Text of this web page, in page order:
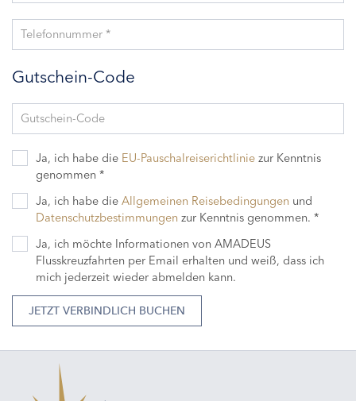
Telefonnummer *
Gutschein-Code
Gutschein-Code
Ja, ich habe die EU-Pauschalreiserichtlinie zur Kenntnis
genommen *
Ja, ich habe die Allgemeinen Reisebedingungen und
Datenschutzbestimmungen zur Kenntnis genommen. *
Ja, ich möchte Informationen von AMADEUS
Flusskreuzfahrten per Email erhalten und weiß, dass ich
mich jederzeit wieder abmelden kann.
JETZT VERBINDLICH BUCHEN